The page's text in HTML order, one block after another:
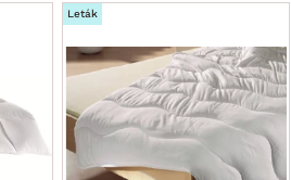
Leták